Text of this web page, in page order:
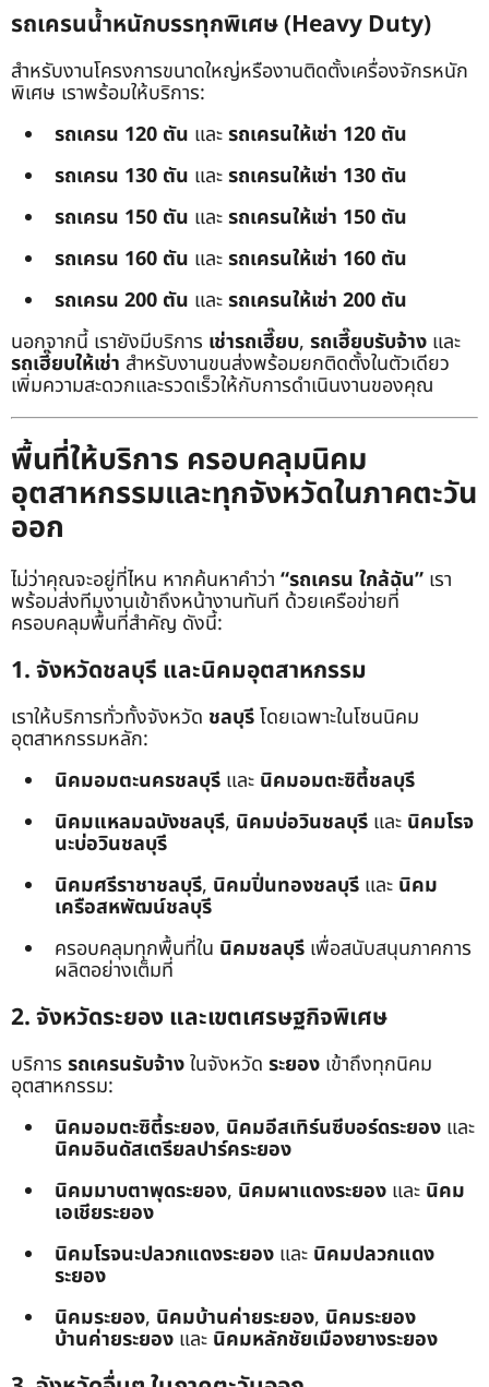
รถเครนน้ำหนักบรรทุกพิเศษ (Heavy Duty)
สำหรับงานโครงการขนาดใหญ่หรืองานติดตั้งเครื่องจักรหนัก
พิเศษ เราพร้อมให้บริการ:
รถเครน 120 ตัน และรถเครนให้เช่า 120 ตัน
รถเครน 130 ตัน และรถเครนให้เช่า 130 ตัน
รถเครน 150 ตัน และรถเครนให้เช่า 150 ตัน
รถเครน 160 ตัน และรถเครนให้เช่า 160 ตัน
รถเครน 200 ตัน และรถเครนให้เช่า 200 ตัน
นอกจากนี้ เรายังมีบริการ เช่ารถเฮี๊ยบ, รถเฮี๊ยบรับจ้าง และ
รถเฮี๊ยบให้เช่า สำหรับงานขนส่งพร้อมยกติดตั้งในตัวเดียว
เพิ่มความสะดวกและรวดเร็วให้กับการดำเนินงานของคุณ
พื้นที่ให้บริการ ครอบคลุมนิคม
อุตสาหกรรมและทุกจังหวัดในภาคตะวัน
ออก
ไม่ว่าคุณจะอยู่ที่ไหน หากค้นหาคำว่า “รถเครน ใกล้ฉัน” เรา
พร้อมส่งทีมงานเข้าถึงหน้างานทันที ด้วยเครือข่ายที่
ครอบคลุมพื้นที่สำคัญ ดังนี้:
1. จังหวัดชลบุรี และนิคมอุตสาหกรรม
เราให้บริการทั่วทั้งจังหวัด ชลบุรีโดยเฉพาะในโซนนิคม
อุตสาหกรรมหลัก:
นิคมอมตะนครชลบุรี และ นิคมอมตะซิตี้ชลบุรี
นิคมแหลมฉบังชลบุรี, นิคมบ่อวินชลบุรี และ นิคมโรจ
นะบ่อวินชลบุรี
นิคมศรีราชาชลบุรี, นิคมปิ่นทองชลบุรี และ นิคม
เครือสหพัฒน์ชลบุรี
ครอบคลุมทุกพื้นที่ใน นิคมชลบุรี เพื่อสนับสนุนภาคการ
ผลิตอย่างเต็มที่
2. จังหวัดระยอง และเขตเศรษฐกิจพิเศษ
บริการ รถเครนรับจ้างในจังหวัด ระยอง เข้าถึงทุกนิคม
อุตสาหกรรม:
นิคมอมตะซิตี้ระยอง, นิคมอีสเทิร์นซีบอร์ดระยอง และ
นิคมอินดัสเตรียลปาร์คระยอง
นิคมมาบตาพุดระยอง, นิคมผาแดงระยอง และ นิคม
เอเชียระยอง
นิคมโรจนะปลวกแดงระยอง และ นิคมปลวกแดง
ระยอง
นิคมระยอง, นิคมบ้านค่ายระยอง, นิคมระยอง
บ้านค่ายระยอง และ นิคมหลักชัยเมืองยางระยอง